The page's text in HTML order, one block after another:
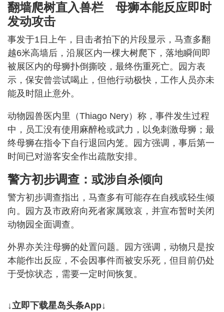
翻墙爬树直入兽栏 母狮本能反应即时
发动攻击
事发于1日上午，目击者拍下的片段显示，马查多翻
越6米高墙后，沿展区内一棵大树爬下，落地瞬间即
被展区内的母狮扑倒撕咬，最终伤重死亡。园方表
示，保安曾尝试喝止，但他行动极快，工作人员亦未
能及时阻止意外。
动物园兽医内里（Thiago Nery）称，事件发生过程
中，员工没有使用麻醉枪或武力，以免刺激母狮；最
终母狮在指令下自行退回内笼。园方强调，事后第一
时间已对游客安全作出疏散安排。
警方初步调查：或涉自杀倾向
警方初步调查指出，马查多有可能存在自残或轻生倾
向。园方及市政府向死者家属致哀，并宣布暂时关闭
动物园全面调查。
外界亦关注母狮的处置问题。园方强调，动物只是按
本能作出反应，不会因事件而被安乐死，但目前仍处
于受惊状态，需要一定时间恢复。
↓立即下载星岛头条App↓